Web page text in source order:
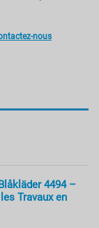
nous
4494 –
Travaux en